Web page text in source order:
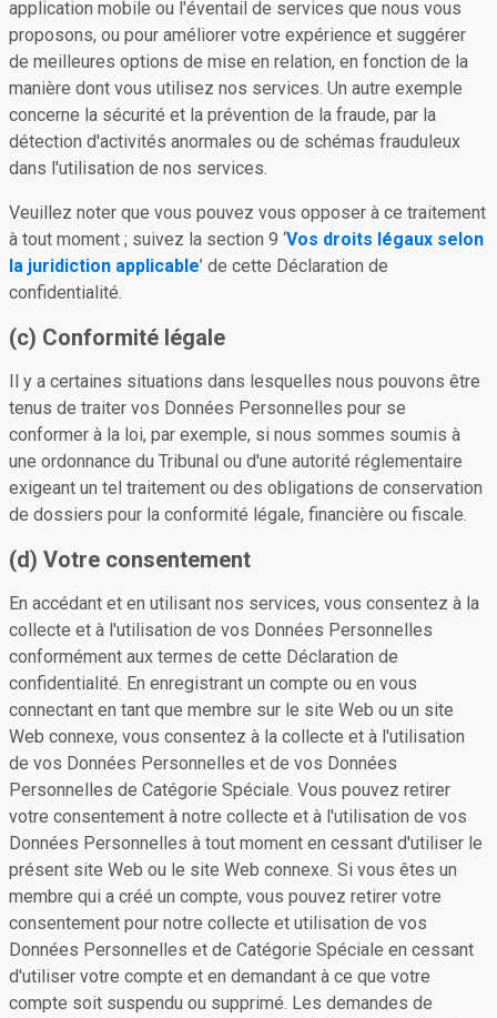
application mobile ou l'éventail de services que nous vous
proposons, ou pour améliorer votre expérience et suggérer
de meilleures options de mise en relation, en fonction de la
manière dont vous utilisez nos services. Un autre exemple
concerne la sécurité et la prévention de la fraude, par la
détection d'activités anormales ou de schémas frauduleux
dans l'utilisation de nos services.
Veuillez noter que vous pouvez vous opposer à ce traitement
à tout moment ; suivez la section 9 ‘Vos droits légaux selon
la juridiction applicable’ de cette Déclaration de
confidentialité.
(c) Conformité légale
Il y a certaines situations dans lesquelles nous pouvons être
tenus de traiter vos Données Personnelles pour se
conformer à la loi, par exemple, si nous sommes soumis à
une ordonnance du Tribunal ou d'une autorité réglementaire
exigeant un tel traitement ou des obligations de conservation
de dossiers pour la conformité légale, financière ou fiscale.
(d) Votre consentement
En accédant et en utilisant nos services, vous consentez à la
collecte et à l'utilisation de vos Données Personnelles
conformément aux termes de cette Déclaration de
confidentialité. En enregistrant un compte ou en vous
connectant en tant que membre sur le site Web ou un site
Web connexe, vous consentez à la collecte et à l'utilisation
de vos Données Personnelles et de vos Données
Personnelles de Catégorie Spéciale. Vous pouvez retirer
votre consentement à notre collecte et à l'utilisation de vos
Données Personnelles à tout moment en cessant d'utiliser le
présent site Web ou le site Web connexe. Si vous êtes un
membre qui a créé un compte, vous pouvez retirer votre
consentement pour notre collecte et utilisation de vos
Données Personnelles et de Catégorie Spéciale en cessant
d'utiliser votre compte et en demandant à ce que votre
compte soit suspendu ou supprimé. Les demandes de